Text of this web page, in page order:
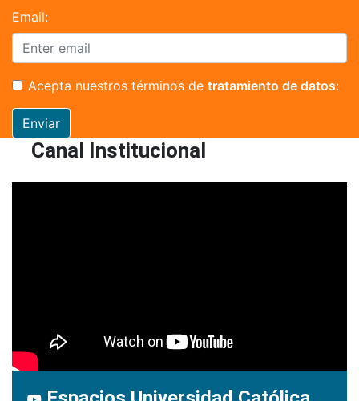
Email:
Acepta nuestros términos de tratamiento de datos:
Enviar
Canal Institucional